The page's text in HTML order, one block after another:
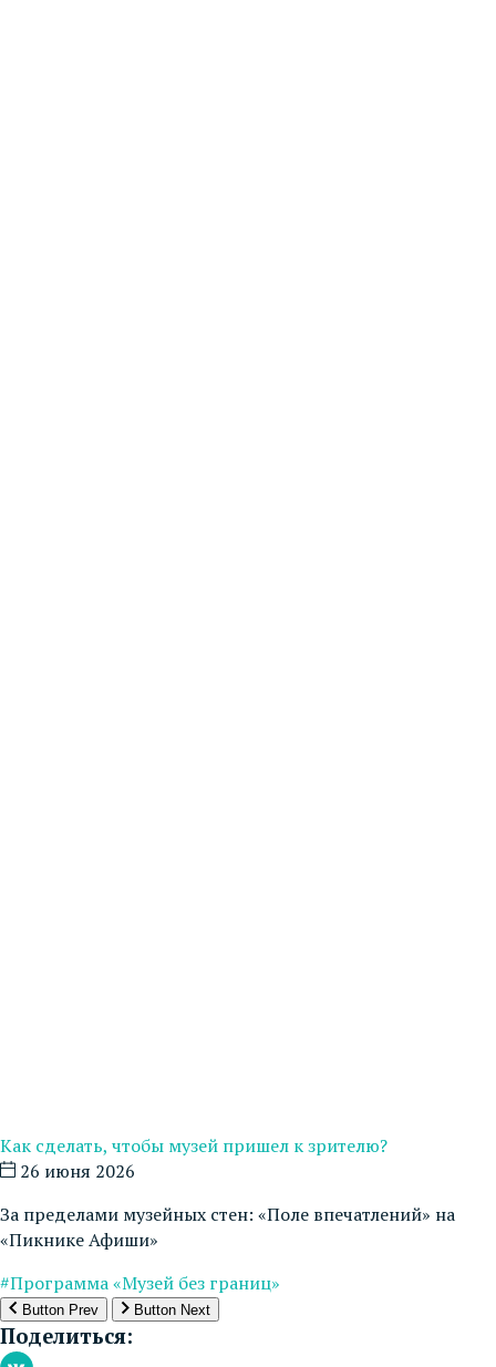
Как сделать, чтобы музей пришел к зрителю?
26 июня 2026
За пределами музейных стен: «Поле впечатлений» на
«Пикнике Афиши»
#Программа «Музей без границ»
Button Prev Button Next
Поделиться: